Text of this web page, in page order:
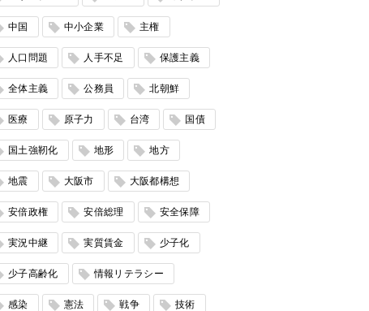
中国 中小企業 主権
人口問題 人手不足 保護主義
全体主義 公務員 北朝鮮
医療 原子力 台湾 国債
国土強靭化 地形 地方
地震 大阪市 大阪都構想
安倍政権 安倍総理 安全保障
実況中継 実質賃金 少子化
少子高齢化 情報リテラシー
感染 憲法 戦争 技術